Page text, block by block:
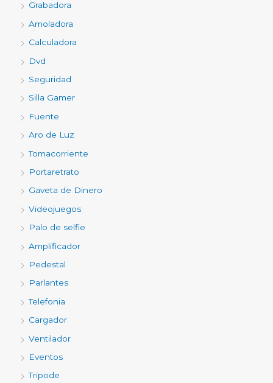
Grabadora
Amoladora
Calculadora
Dvd
Seguridad
Silla Gamer
Fuente
Aro de Luz
Tomacorriente
Portaretrato
Gaveta de Dinero
Videojuegos
Palo de selfie
Amplificador
Pedestal
Parlantes
Telefonia
Cargador
Ventilador
Eventos
Tripode